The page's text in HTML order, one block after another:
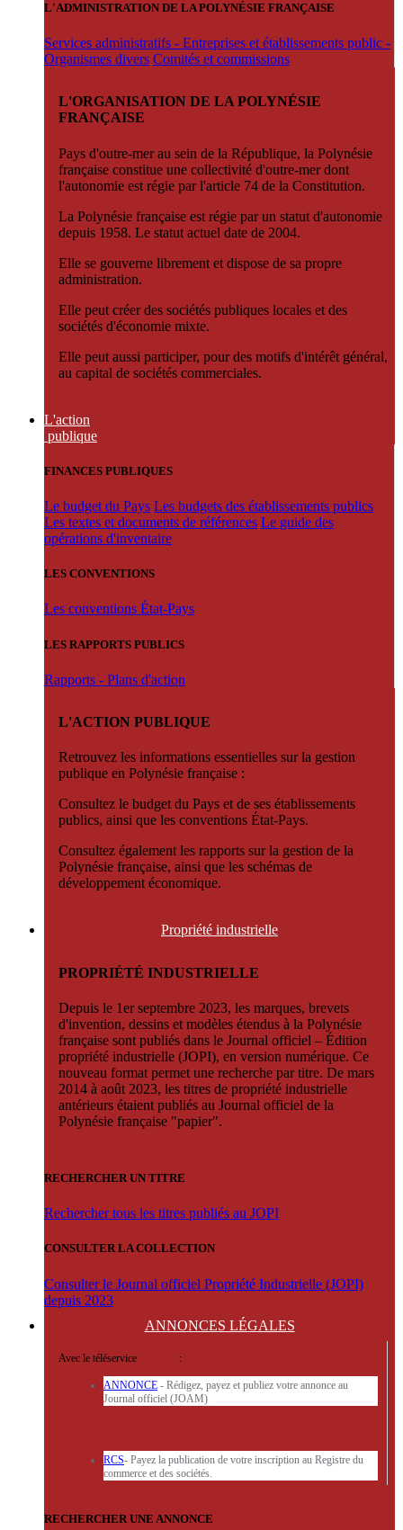
L'ADMINISTRATION DE LA POLYNÉSIE FRANÇAISE
Services administratifs - Entreprises et établissements public -
Organismes divers Comités et commissions
L'ORGANISATION DE LA POLYNÉSIE
FRANÇAISE
Pays d'outre-mer au sein de la République, la Polynésie
française constitue une collectivité d'outre-mer dont
l'autonomie est régie par l'article 74 de la Constitution.
La Polynésie française est régie par un statut d'autonomie
depuis 1958. Le statut actuel date de 2004.
Elle se gouverne librement et dispose de sa propre
administration.
Elle peut créer des sociétés publiques locales et des
sociétés d'économie mixte.
Elle peut aussi participer, pour des motifs d'intérêt général,
au capital de sociétés commerciales.
L'action
publique
FINANCES PUBLIQUES
Le budget du Pays Les budgets des établissements publics
Les textes et documents de références Le guide des
opérations d'inventaire
LES CONVENTIONS
Les conventions État-Pays
LES RAPPORTS PUBLICS
Rapports - Plans d'action
L'ACTION PUBLIQUE
Retrouvez les informations essentielles sur la gestion
publique en Polynésie française :
Consultez le budget du Pays et de ses établissements
publics, ainsi que les conventions État-Pays.
Consultez également les rapports sur la gestion de la
Polynésie française, ainsi que les schémas de
développement économique.
Propriété industrielle
PROPRIÉTÉ INDUSTRIELLE
Depuis le 1er septembre 2023, les marques, brevets
d'invention, dessins et modèles étendus à la Polynésie
française sont publiés dans le Journal officiel – Édition
propriété industrielle (JOPI), en version numérique. Ce
nouveau format permet une recherche par titre. De mars
2014 à août 2023, les titres de propriété industrielle
antérieurs étaient publiés au Journal officiel de la
Polynésie française "papier".
RECHERCHER UN TITRE
Rechercher tous les titres publiés au JOPI
CONSULTER LA COLLECTION
Consulter le Journal officiel Propriété Industrielle (JOPI)
depuis 2023
ANNONCES LÉGALES
Avec le téléservice :
ANNONCE - Rédigez, payez et publiez votre annonce au
Journal officiel (JOAM)
RCS- Payez la publication de votre inscription au Registre du
commerce et des sociétés.
RECHERCHER UNE ANNONCE